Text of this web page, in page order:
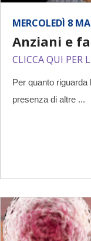
MERCOLEDÌ 8
Anziani e
CLICCA QUI PER
Per quanto
presenza di altre ...